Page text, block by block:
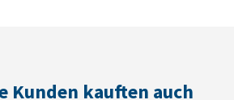
Beaphar FiproTec enthält 3 Pipetten.
Kunden kauften auch